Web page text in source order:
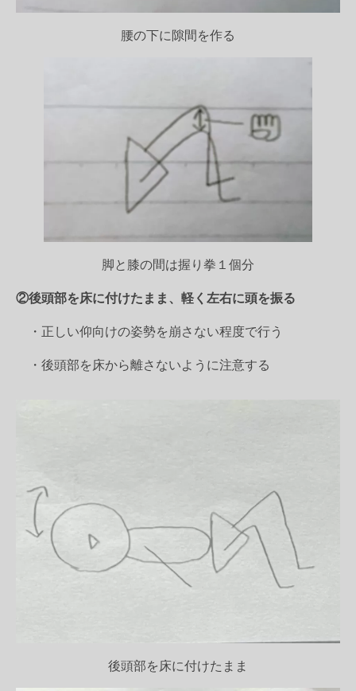
腰の下に隙間を作る
脚と膝の間は握り拳１個分
②後頭部を床に付けたまま、軽く左右に頭を振る
・正しい仰向けの姿勢を崩さない程度で行う
・後頭部を床から離さないように注意する
後頭部を床に付けたまま